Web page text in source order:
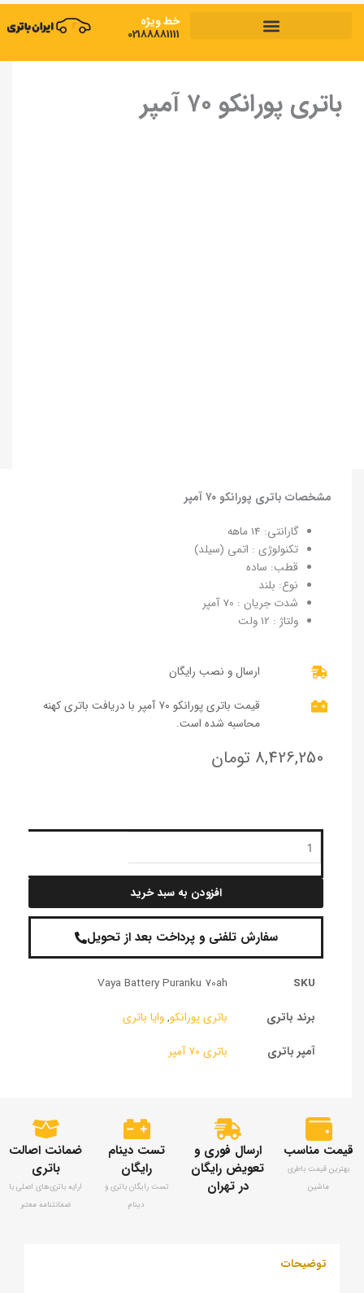
پرش
خط ویژه
02188881111
باتری پورانکو»باتری پورانکو ۷۰ آمپر
باتری پورانکو ۷۰ آمپر
مشخصات باتری پورانکو ۷۰ آمپر
گارانتی: 14 ماهه
تکنولوژی : اتمی (سیلد)
قطب: ساده
نوع: بلند
شدت جریان : 70 آمپر
ولتاژ : 12 ولت
ارسال و نصب رایگان
قیمت باتری پورانکو ۷۰ آمپر با دریافت باتری کهنه
محاسبه شده است.
8,426,250 تومان
باتری
پورانکو
۷۰
عدد
افزودن به سبد خرید
سفارش تلفنی و پرداخت بعد از تحویل
SKU
Vaya Battery Puranku 70ah
برند باتری
باتری پورانکو,وایا باتری
آمپر باتری
باتری ۷۰ آمپر
قیمت مناسب
بهترین قیمت باطری
ماشین
ارسال فوری و
تعویض رایگان
در تهران
تست دینام
رایگان
تست رایگان باتری و
دینام
ضمانت اصالت
باتری
ارايه باتری‌های اصلی با
ضمانتنامه معتبر
توضیحات